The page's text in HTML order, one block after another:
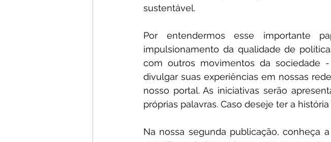
sustentável.
Por entendermos esse importante
impulsionamento da qualidade de
com outros movimentos da
divulgar suas experiências em nossas
nosso portal. As iniciativas serão
próprias palavras. Caso deseje ter a
Na nossa segunda publicação, conheça